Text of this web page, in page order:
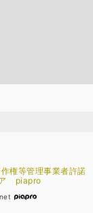
権等管理事業者許諾
piapro